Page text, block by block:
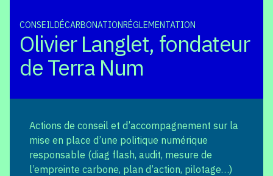
CONSEILDÉCARBONATIONRÉGLEMENTATION
Olivier Langlet, fondateur
de Terra Num
Actions de conseil et d’accompagnement sur la
mise en place d’une politique numérique
responsable (diag flash, audit, mesure de
l’empreinte carbone, plan d’action, pilotage…)